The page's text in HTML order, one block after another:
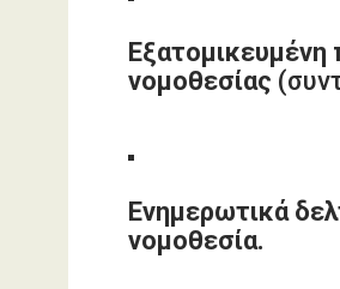
Εξατομικευμένη
νομοθεσίας
Ενημερωτικά
νομοθεσία.